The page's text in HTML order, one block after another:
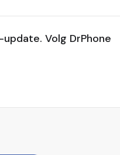
Volg DrPhone